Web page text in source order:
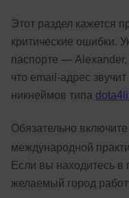
Этот раздел кажется
критические ошибки.
паспорте —
что email-адрес
никнеймов типа
Обязательно
международной
Если вы находитесь в
желаемый город